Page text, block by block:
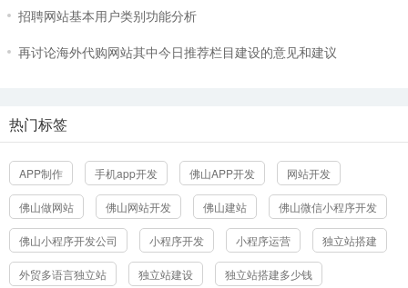
招聘网站基本用户类别功能分析
再讨论海外代购网站其中今日推荐栏目建设的意见和建议
热门标签
APP制作 手机app开发 佛山APP开发 网站开发
佛山做网站 佛山网站开发 佛山建站 佛山微信小程序开发
佛山小程序开发公司 小程序开发 小程序运营 独立站搭建
外贸多语言独立站 独立站建设 独立站搭建多少钱
立即提交